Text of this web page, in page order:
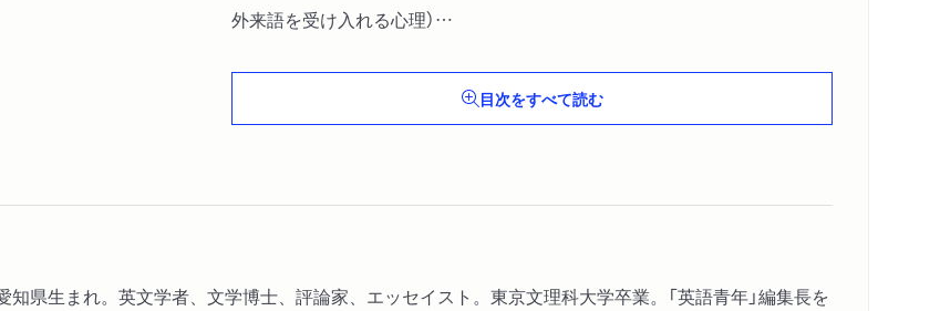
外来語を受け入れる心理）
話し下手・聞き下手
史部の文体
目次をすべて読む
県生まれ。英文学者、文学博士、評論家、エッセイスト。東京文理科大学卒業。「英語青年」編集長を